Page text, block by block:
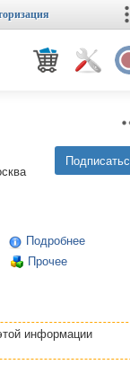
Подробнее
Прочее
информации